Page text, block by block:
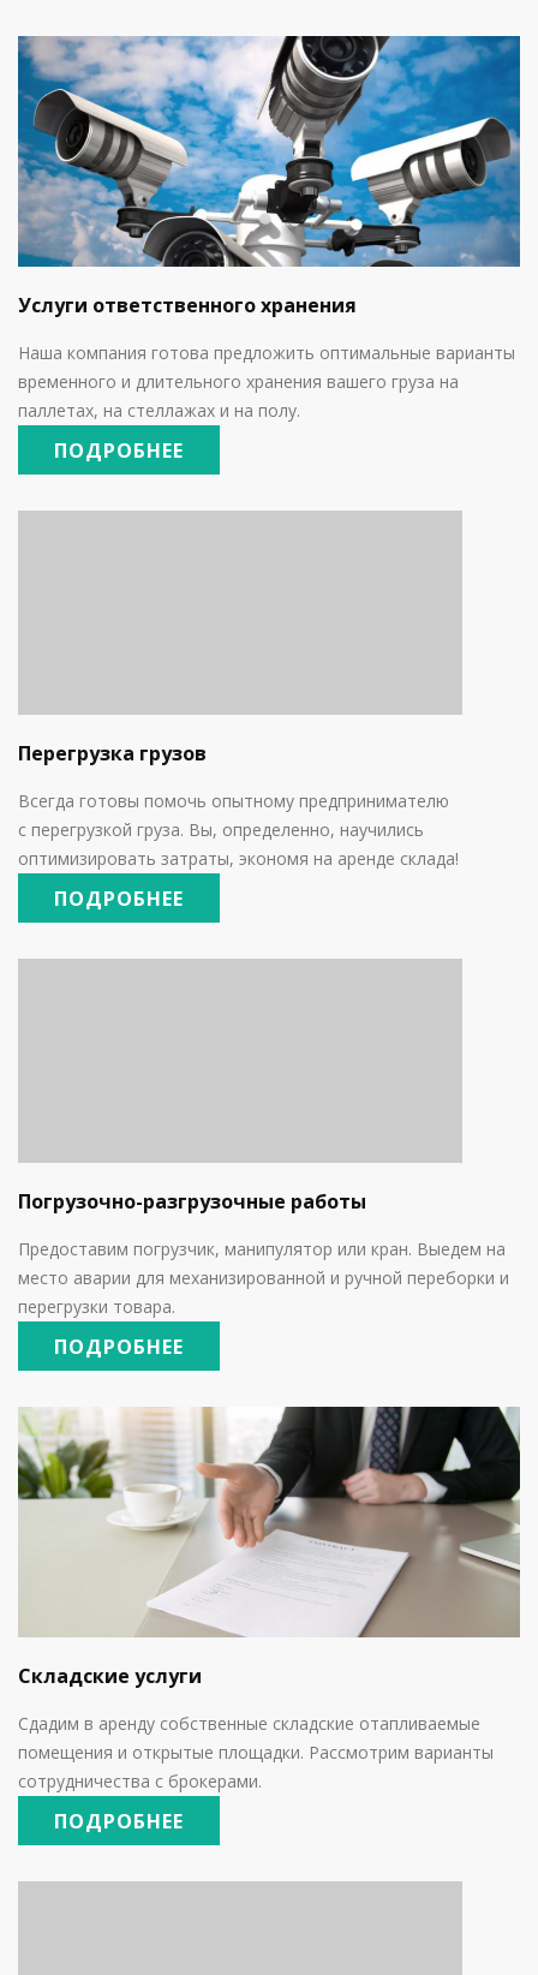
Услуги ответственного хранения
Наша компания готова предложить оптимальные варианты
временного и длительного хранения вашего груза на
паллетах, на стеллажах и на полу.
ПОДРОБНЕЕ
Всегда готовы помочь опытному предпринимателю
сперегрузкой груза. Вы, определенно, научились
ПОДРОБНЕЕ
Погрузочно-разгрузочные работы
Предоставим погрузчик, манипулятор или кран. Выедем на
перегрузки товара.
ПОДРОБНЕЕ
Складские услуги
Сдадим в аренду собственные складские отапливаемые
сотрудничества с брокерами.
ПОДРОБНЕЕ